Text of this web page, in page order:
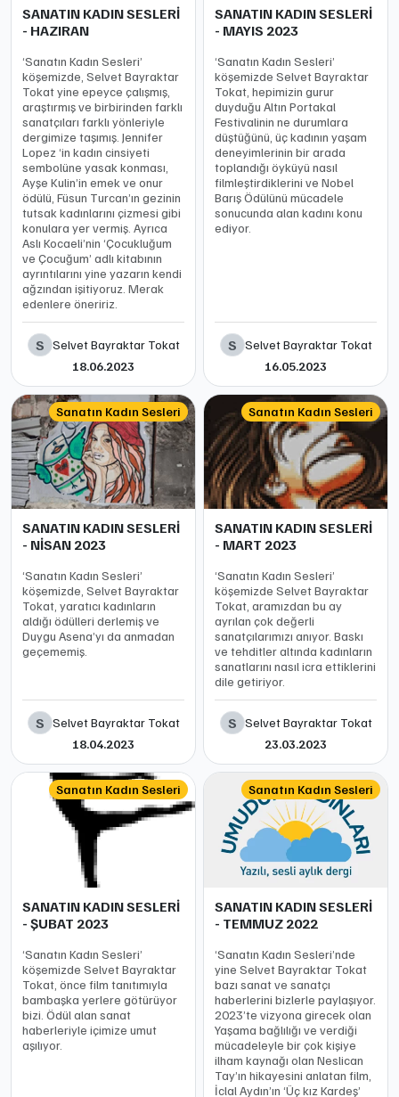
SANATIN KADIN SESLERİ
- HAZIRAN
‘Sanatın Kadın Sesleri’
köşemizde, Selvet Bayraktar
Tokat yine epeyce çalışmış,
araştırmış ve birbirinden farklı
sanatçıları farklı yönleriyle
dergimize taşımış. Jennifer
Lopez ‘in kadın cinsiyeti
sembolüne yasak konması,
Ayşe Kulin’in emek ve onur
ödülü, Füsun Turcan’ın gezinin
tutsak kadınlarını çizmesi gibi
konulara yer vermiş. Ayrıca
Aslı Kocaeli’nin ‘Çocukluğum
ve Çocuğum’ adlı kitabının
ayrıntılarını yine yazarın kendi
ağzından işitiyoruz. Merak
edenlere öneririz.
S Selvet Bayraktar Tokat
18.06.2023
SANATIN KADIN SESLERİ
- MAYIS 2023
‘Sanatın Kadın Sesleri’
köşemizde Selvet Bayraktar
Tokat, hepimizin gurur
duyduğu Altın Portakal
Festivalinin ne durumlara
düştüğünü, üç kadının yaşam
deneyimlerinin bir arada
toplandığı öyküyü nasıl
filmleştirdiklerini ve Nobel
Barış Ödülünü mücadele
sonucunda alan kadını konu
ediyor.
S Selvet Bayraktar Tokat
16.05.2023
Sanatın Kadın Sesleri
SANATIN KADIN SESLERİ
- NİSAN 2023
‘Sanatın Kadın Sesleri’
köşemizde, Selvet Bayraktar
Tokat, yaratıcı kadınların
aldığı ödülleri derlemiş ve
Duygu Asena’yı da anmadan
geçememiş.
S Selvet Bayraktar Tokat
18.04.2023
Sanatın Kadın Sesleri
SANATIN KADIN SESLERİ
- MART 2023
‘Sanatın Kadın Sesleri’
köşemizde Selvet Bayraktar
Tokat, aramızdan bu ay
ayrılan çok değerli
sanatçılarımızı anıyor. Baskı
ve tehditler altında kadınların
sanatlarını nasıl icra ettiklerini
dile getiriyor.
S Selvet Bayraktar Tokat
23.03.2023
Sanatın Kadın Sesleri
SANATIN KADIN SESLERİ
- ŞUBAT 2023
‘Sanatın Kadın Sesleri’
köşemizde Selvet Bayraktar
Tokat, önce film tanıtımıyla
bambaşka yerlere götürüyor
bizi. Ödül alan sanat
haberleriyle içimize umut
aşılıyor.
Sanatın Kadın Sesleri
SANATIN KADIN SESLERİ
- TEMMUZ 2022
‘Sanatın Kadın Sesleri’nde
yine Selvet Bayraktar Tokat
bazı sanat ve sanatçı
haberlerini bizlerle paylaşıyor.
2023’te vizyona girecek olan
Yaşama bağlılığı ve verdiği
mücadeleyle bir çok kişiye
ilham kaynağı olan Neslican
Tay’ın hikayesini anlatan film,
İclal Aydın’ın ‘Üç kız Kardeş’